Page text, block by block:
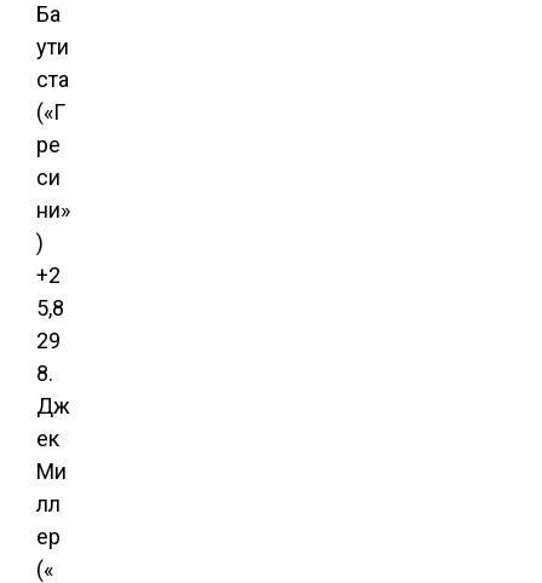
Ба
ути
ста
(«Г
ре
си
ни»
)
+2
5,8
29
8.
Дж
ек
Ми
лл
ер
(«